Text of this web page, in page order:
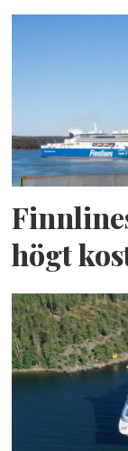
högt